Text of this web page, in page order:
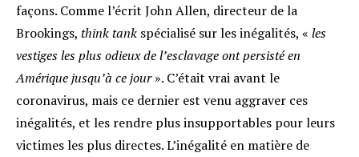
façons. Comme l’écrit John Allen, directeur de la
Brookings, think tank spécialisé sur les inégalités, « les
vestiges les plus odieux de l’esclavage ont persisté en
Amérique jusqu’à ce jour». C’était vrai avant le
coronavirus, mais ce dernier est venu aggraver ces
inégalités, et les rendre plus insupportables pour leurs
victimes les plus directes. L’inégalité en matière de